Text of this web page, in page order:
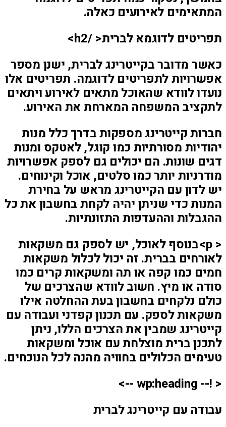
המתאימים לאירועים כאלה.
תפריטים לדוגמא לברית< /h2>
כאשר מדובר בקייטרינג לברית, ישנן מספר
אפשרויות לתפריטים לדוגמה. תפריטים אלו
נועדו לוודא שהאוכל מתאים לאירוע ויתאים
לתקציב המשפחה המארחת את האירוע.
חברות קייטרינג מספקות בדרך כלל מנות
יהודיות מסורתיות כמו קוגל, לאטקס ומנות
דגים שונות. הם יכולים גם לספק אפשרויות
מודרניות יותר כמו סלטים, אוכל וקינוחים.
יש לדון עם הקייטרינג מראש על בחירת
המנות כדי שניתן יהיה לקחת בחשבון את כל
ההגבלות וההעדפות התזונתיות.
< p>בנוסף לאוכל, יש לספק גם משקאות
לאורחים בברית. זה יכול לכלול משקאות
חמים כמו קפה או תה ומשקאות קרים כמו
סודה או מיץ. חשוב לוודא שהצרכים של
כולם נלקחים בחשבון בעת ההחלטה אילו
משקאות לספק. עם תכנון קפדני ועבודה עם
קייטרינג שמבין את הצרכים הללו, ניתן
לתכנן ברית מוצלחת עם אוכל ומשקאות
טעימים הכלולים בחוויה מהנה לכל הנוכחים.
< !-- wp:heading -->
עבודה עם קייטרינג לברית